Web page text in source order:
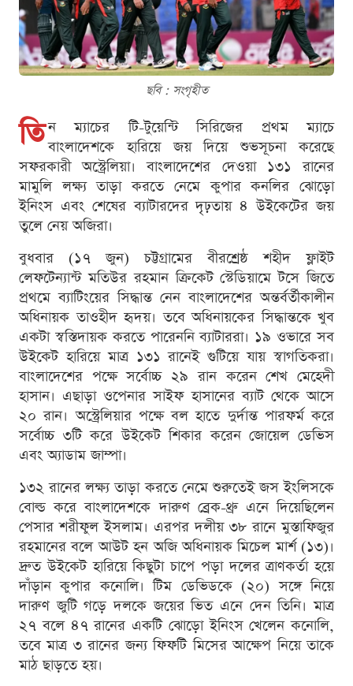
ছবি : সংগৃহীত
তি ন ম্যাচের টি-টুয়েন্টি সিরিজের প্রথম ম্যাচে
বাংলাদেশকে হারিয়ে জয় দিয়ে শুভসূচনা করেছে
সফরকারী অস্ট্রেলিয়া। বাংলাদেশের দেওয়া ১৩১ রানের
মামুলি লক্ষ্য তাড়া করতে নেমে কুপার কনলির ঝোড়ো
ইনিংস এবং শেষের ব্যাটারদের দৃঢ়তায় ৪ উইকেটের জয়
তুলে নেয় অজিরা।
বুধবার (১৭ জুন) চট্টগ্রামের বীরশ্রেষ্ঠ শহীদ ফ্লাইট
লেফটেন্যান্ট মতিউর রহমান ক্রিকেট স্টেডিয়ামে টসে জিতে
প্রথমে ব্যাটিংয়ের সিদ্ধান্ত নেন বাংলাদেশের অন্তর্বর্তীকালীন
অধিনায়ক তাওহীদ হৃদয়। তবে অধিনায়কের সিদ্ধান্তকে খুব
একটা স্বস্তিদায়ক করতে পারেননি ব্যাটাররা। ১৯ ওভারে সব
উইকেট হারিয়ে মাত্র ১৩১ রানেই গুটিয়ে যায় স্বাগতিকরা।
বাংলাদেশের পক্ষে সর্বোচ্চ ২৯ রান করেন শেখ মেহেদী
হাসান। এছাড়া ওপেনার সাইফ হাসানের ব্যাট থেকে আসে
২০ রান। অস্ট্রেলিয়ার পক্ষে বল হাতে দুর্দান্ত পারফর্ম করে
সর্বোচ্চ ৩টি করে উইকেট শিকার করেন জোয়েল ডেভিস
এবং অ্যাডাম জাম্পা।
১৩২ রানের লক্ষ্য তাড়া করতে নেমে শুরুতেই জস ইংলিসকে
বোল্ড করে বাংলাদেশকে দারুণ ব্রেক-থ্রু এনে দিয়েছিলেন
পেসার শরীফুল ইসলাম। এরপর দলীয় ৩৮ রানে মুস্তাফিজুর
রহমানের বলে আউট হন অজি অধিনায়ক মিচেল মার্শ (১৩)।
দ্রুত উইকেট হারিয়ে কিছুটা চাপে পড়া দলের ত্রাণকর্তা হয়ে
দাঁড়ান কুপার কনোলি। টিম ডেভিডকে (২০) সঙ্গে নিয়ে
দারুণ জুটি গড়ে দলকে জয়ের ভিত এনে দেন তিনি। মাত্র
২৭ বলে ৪৭ রানের একটি ঝোড়ো ইনিংস খেলেন কনোলি,
তবে মাত্র ৩ রানের জন্য ফিফটি মিসের আক্ষেপ নিয়ে তাকে
মাঠ ছাড়তে হয়।